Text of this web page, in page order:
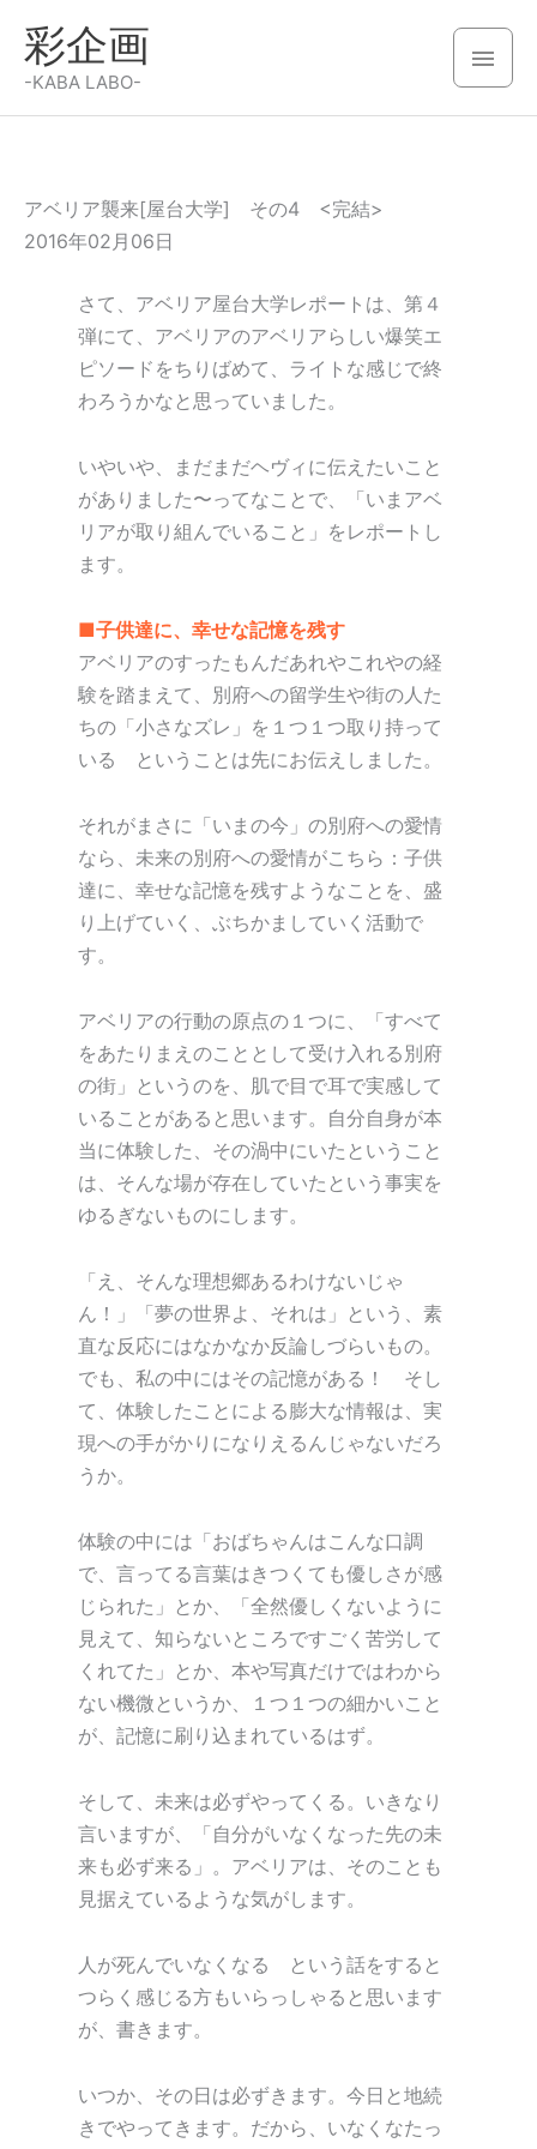
ス
彩企画
-KABA LABO-
メ
イ
アベリア襲来[屋台大学] その4 <完結>
2016年02月06日
さて、アベリア屋台大学レポートは、第４
弾にて、アベリアのアベリアらしい爆笑エ
ピソードをちりばめて、ライトな感じで終
わろうかなと思っていました。
いやいや、まだまだヘヴィに伝えたいこと
がありました〜ってなことで、「いまアベ
リアが取り組んでいること」をレポートし
ます。
■子供達に、幸せな記憶を残す
アベリアのすったもんだあれやこれやの経
験を踏まえて、別府への留学生や街の人た
ちの「小さなズレ」を１つ１つ取り持って
いる ということは先にお伝えしました。
それがまさに「いまの今」の別府への愛情
なら、未来の別府への愛情がこちら：子供
達に、幸せな記憶を残すようなことを、盛
り上げていく、ぶちかましていく活動で
す。
アベリアの行動の原点の１つに、「すべて
をあたりまえのこととして受け入れる別府
の街」というのを、肌で目で耳で実感して
いることがあると思います。自分自身が本
当に体験した、その渦中にいたということ
は、そんな場が存在していたという事実を
ゆるぎないものにします。
「え、そんな理想郷あるわけないじゃ
ん！」「夢の世界よ、それは」という、素
直な反応にはなかなか反論しづらいもの。
でも、私の中にはその記憶がある！ そし
て、体験したことによる膨大な情報は、実
現への手がかりになりえるんじゃないだろ
うか。
体験の中には「おばちゃんはこんな口調
で、言ってる言葉はきつくても優しさが感
じられた」とか、「全然優しくないように
見えて、知らないところですごく苦労して
くれてた」とか、本や写真だけではわから
ない機微というか、１つ１つの細かいこと
が、記憶に刷り込まれているはず。
そして、未来は必ずやってくる。いきなり
言いますが、「自分がいなくなった先の未
来も必ず来る」。アベリアは、そのことも
見据えているような気がします。
人が死んでいなくなる という話をすると
つらく感じる方もいらっしゃると思います
が、書きます。
いつか、その日は必ずきます。今日と地続
きでやってきます。だから、いなくなたっ